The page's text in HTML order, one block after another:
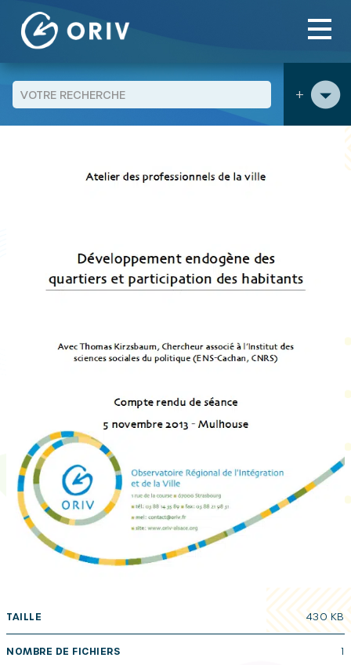
Aller au contenu
+
publications
Développementdogène des quartiers et
participation des habitants - Compte-rendu de l'Atelier des
TAILLE 430 KB
NOMBRE DE FICHIERS 1
Panneau de gestion des cookies